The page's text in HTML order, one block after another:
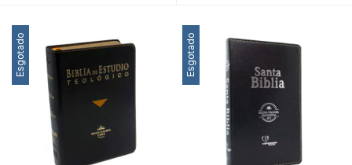
Esgotado Esgotado